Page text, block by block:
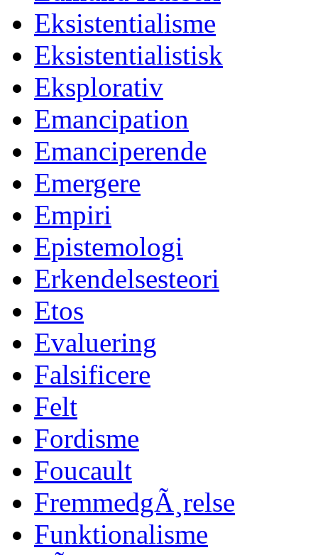
Eksistentialisme
Eksistentialistisk
Eksplorativ
Emancipation
Emanciperende
Emergere
Empiri
Epistemologi
Erkendelsesteori
Etos
Evaluering
Falsificere
Felt
Fordisme
Foucault
FremmedgÃ¸relse
Funktionalisme